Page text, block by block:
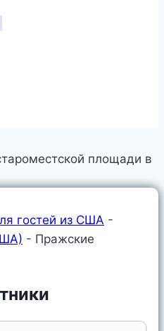
гостей из США -
- Пражские